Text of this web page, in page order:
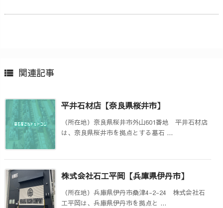
 関連記事
平井石材店【奈良県桜井市】
（所在地）奈良県桜井市外山601番地 平井石材店
は、奈良県桜井市を拠点とする墓石 ...
株式会社石工平岡【兵庫県伊丹市】
（所在地）兵庫県伊丹市桑津4-2-24 株式会社石
工平岡は、兵庫県伊丹市を拠点と ...